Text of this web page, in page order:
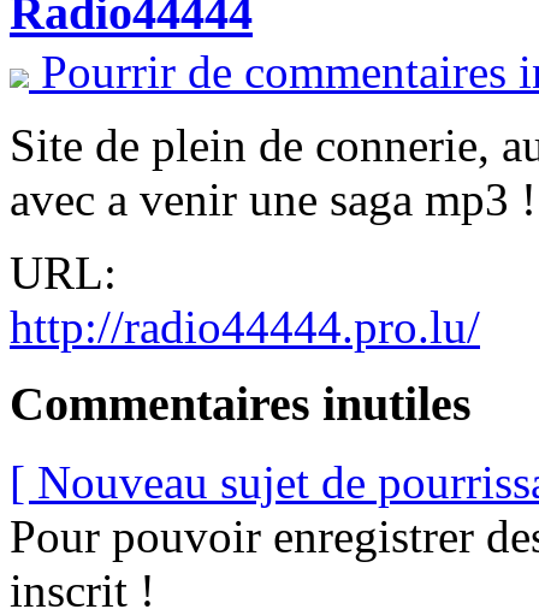
Radio44444
Pourrir de commentaires
Site de plein de connerie,
avec a venir une saga
URL:
http://radio44444.pro.lu/
Commentaires inutiles
[ Nouveau sujet de
Pour pouvoir enregistrer
inscrit !